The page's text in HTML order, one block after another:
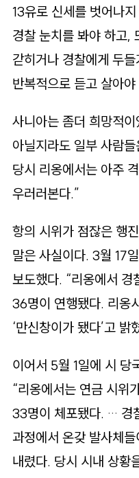
13유로 신세를 벗어나
경찰 눈치를 봐야 하고,
갇히거나 경찰에게 두
반복적으로 듣고 살아야
사니아는 좀더 희망적
아닐지라도 일부 사람
당시 리옹에서는 아주
우러러본다.”
항의 시위가 점잖은 행
말은 사실이다. 3월 17
보도했다. “리옹에서
36명이 연행됐다. 리옹
‘만신창이가 됐다’고 밝
이어서 5월 1일에 시 당
“리옹에서는 연금 시위
33명이 체포됐다. … 경
과정에서 온갖 발사체
내렸다. 당시 시내 상황